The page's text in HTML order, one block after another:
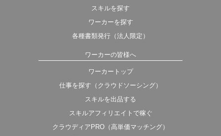
スキルを探す
ワーカーを探す
各種書類発行（法人限定）
ワーカーの皆様へ
ワーカートップ
仕事を探す（クラウドソーシング）
スキルを出品する
スキルアフィリエイトで稼ぐ
クラウディアPRO（高単価マッチング）